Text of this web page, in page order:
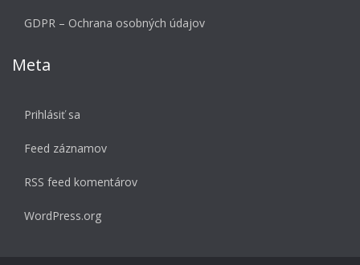
GDPR – Ochrana osobných údajov
Meta
Prihlásiť sa
Feed záznamov
RSS feed komentárov
WordPress.org